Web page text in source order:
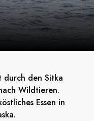
durch den Sitka
Wildtieren.
Essen in